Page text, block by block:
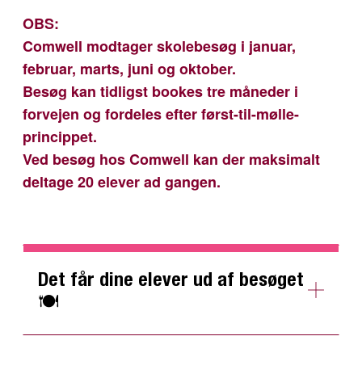
OBS:
Comwell modtager skolebesøg i januar,
februar, marts, juni og oktober.
Besøg kan tidligst bookes tre måneder i
forvejen og fordeles efter først-til-mølle-
princippet.
Ved besøg hos Comwell kan der maksimalt
deltage 20 elever ad gangen.
Det får dine elever ud af besøget
🍽️